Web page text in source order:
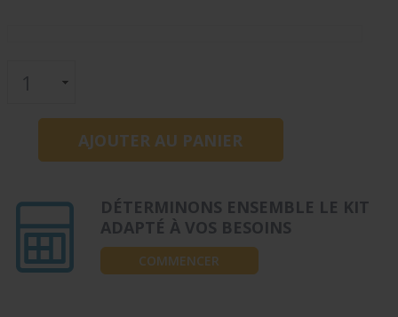
DÉTERMINONS ENSEMBLE LE KIT
ADAPTÉ À VOS BESOINS
COMMENCER